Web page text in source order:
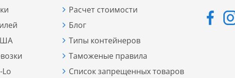
Lо
Расчет стоимости
Блог
Типы контейнеров
Таможеные правила
Список запрещенных товаров